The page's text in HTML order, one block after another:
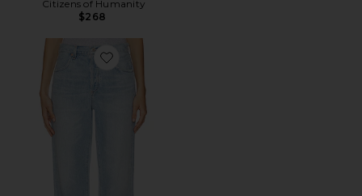
Citizens of Humanity
$268
Favorite ANNINA ワイドレッグ